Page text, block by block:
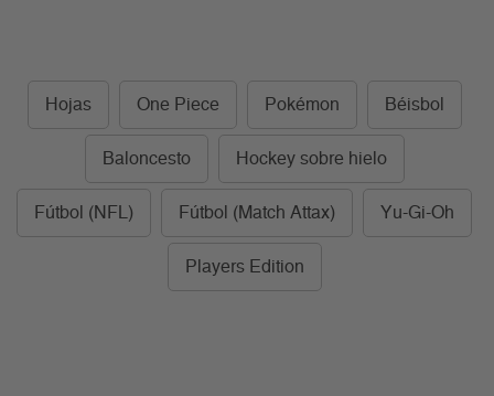
Hojas One Piece Pokémon Béisbol
Baloncesto Hockey sobre hielo
Fútbol (NFL) Fútbol (Match Attax) Yu-Gi-Oh
Players Edition